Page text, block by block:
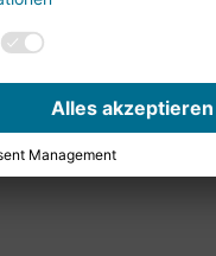
und den